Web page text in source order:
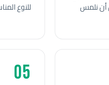
أن نلمس
للنوع
05